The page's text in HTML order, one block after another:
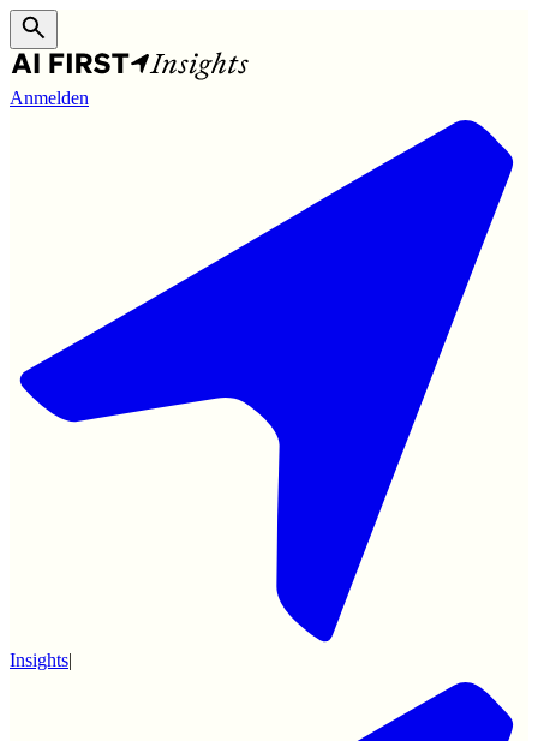
Anmelden
Insights